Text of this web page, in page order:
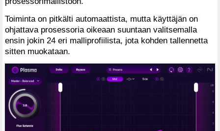
Toiminta on pitkälti automaattista, mutta käyttäjän on
ohjattava prosessoria oikeaan suuntaan valitsemalla
ensin jokin 24 eri malliprofiilista, jota kohden tallennetta
sitten muokataan.